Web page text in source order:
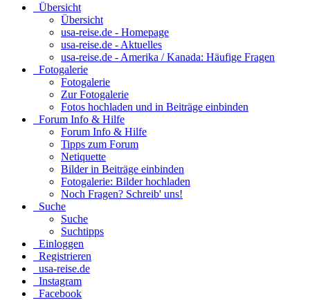
Übersicht
Übersicht
usa-reise.de - Homepage
usa-reise.de - Aktuelles
usa-reise.de - Amerika / Kanada: Häufige Fragen
Fotogalerie
Fotogalerie
Zur Fotogalerie
Fotos hochladen und in Beiträge einbinden
Forum Info & Hilfe
Forum Info & Hilfe
Tipps zum Forum
Netiquette
Bilder in Beiträge einbinden
Fotogalerie: Bilder hochladen
Noch Fragen? Schreib' uns!
Suche
Suche
Suchtipps
Einloggen
Registrieren
usa-reise.de
Instagram
Facebook